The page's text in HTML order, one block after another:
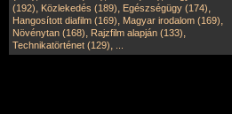
(192), Közlekedés (189), Egészségügy (174),
Hangosított diafilm (169), Magyar irodalom (169),
Növénytan (168), Rajzfilm alapján (133),
Technikatörténet (129),